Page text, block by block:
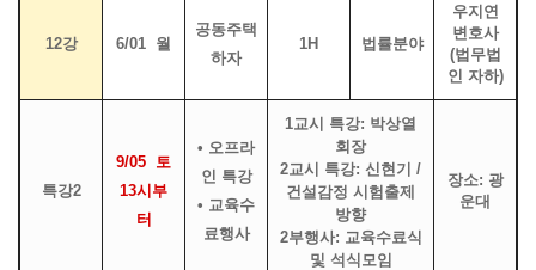
12강 6/01 월
공동주택
하자
1H 법률분야
우지연
변호사
(법무법
인 자하)
특강2
9/05 토
13시부
터
• 오프라
인 특강
• 교육수
료행사
1교시 특강: 박상열
회장
2교시 특강: 신현기 /
건설감정 시험출제
방향
2부행사: 교육수료식
및 석식모임
장소: 광
운대